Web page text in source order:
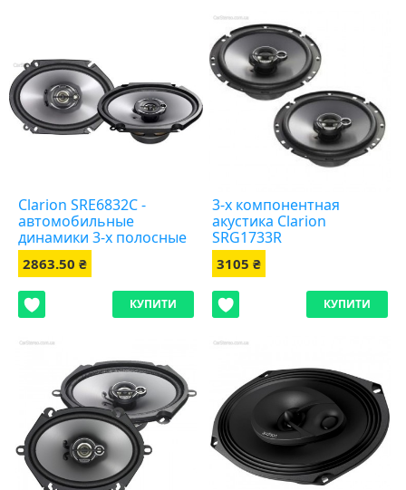
Clarion SRE6832C -
автомобильные
динамики 3-х полосные
(овалы)
2863.50 ₴
КУПИТИ
3-х компонентная
акустика Clarion
SRG1733R
3105 ₴
КУПИТИ